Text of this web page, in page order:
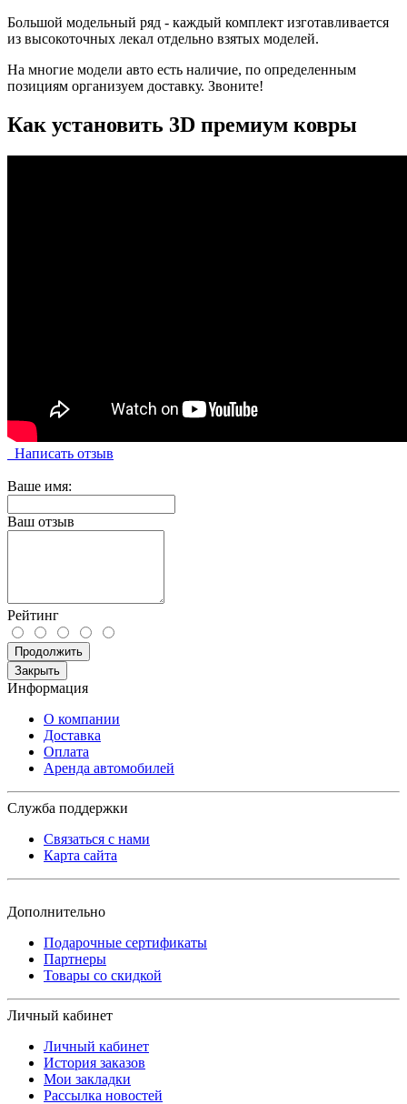
Большой модельный ряд - каждый комплект изготавливается
из высокоточных лекал отдельно взятых моделей.
На многие модели авто есть наличие, по определенным
позициям организуем доставку. Звоните!
Как установить 3D премиум ковры
Написать отзыв
Ваше имя:
Ваш отзыв
Рейтинг
Продолжить
Закрыть
Информация
О компании
Доставка
Оплата
Аренда автомобилей
Служба поддержки
Связаться с нами
Карта сайта
Дополнительно
Подарочные сертификаты
Партнеры
Товары со скидкой
Личный кабинет
Личный кабинет
История заказов
Мои закладки
Рассылка новостей